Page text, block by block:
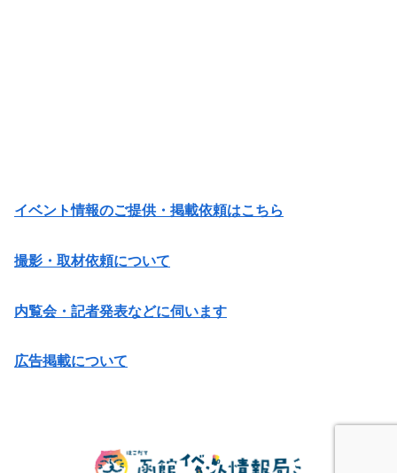
イベント情報のご提供・掲載依頼はこちら
撮影・取材依頼について
内覧会・記者発表などに伺います
広告掲載について